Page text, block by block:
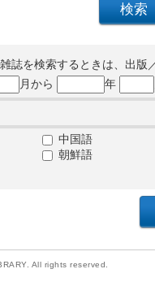
誌を検索するときは、出版
月から 年
中国語
朝鮮語
All rights reserved.